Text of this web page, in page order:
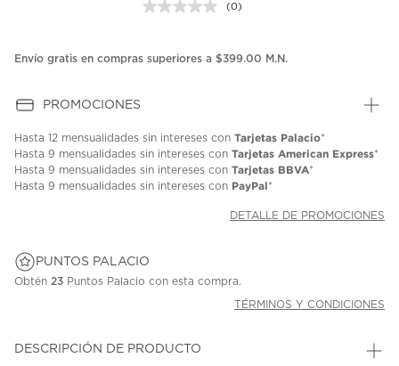
Sin
en
(0)
Envío gratis en compras superiores a $399.00 M.N.
PROMOCIONES
Hasta 12 mensualidades sin intereses con Tarjetas Palacio*
Hasta 9 mensualidades sin intereses con Tarjetas American Express*
Hasta 9 mensualidades sin intereses con Tarjetas BBVA*
Hasta 9 mensualidades sin intereses con PayPal*
DETALLE DE PROMOCIONES
PUNTOS PALACIO
Obtén 23 Puntos Palacio con esta compra.
TÉRMINOS Y CONDICIONES
DESCRIPCIÓN DE PRODUCTO